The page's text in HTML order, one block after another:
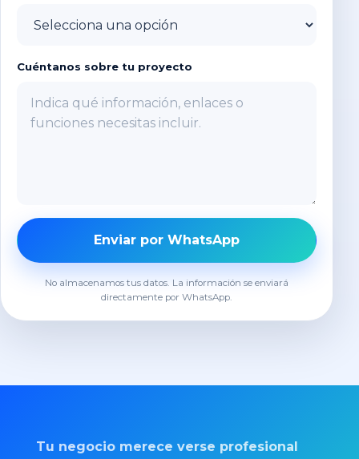
Cuéntanos sobre tu proyecto
Enviar por WhatsApp
No almacenamos tus datos. La información se enviará
directamente por WhatsApp.
Tu negocio merece verse profesional